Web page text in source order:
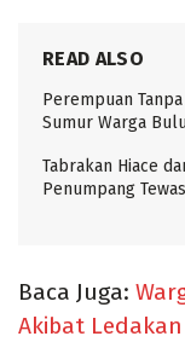
READ ALSO
Perempuan
Sumur Warga
Tabrakan Hiace
Penumpang Tewas
Baca Juga:
Akibat